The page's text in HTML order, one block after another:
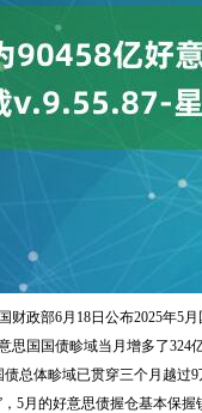
政部6月18日公布2025年5
思国国债畛域当月增多了324
总体畛域已贯穿三个月越过
月的好意思债握仓基本保握